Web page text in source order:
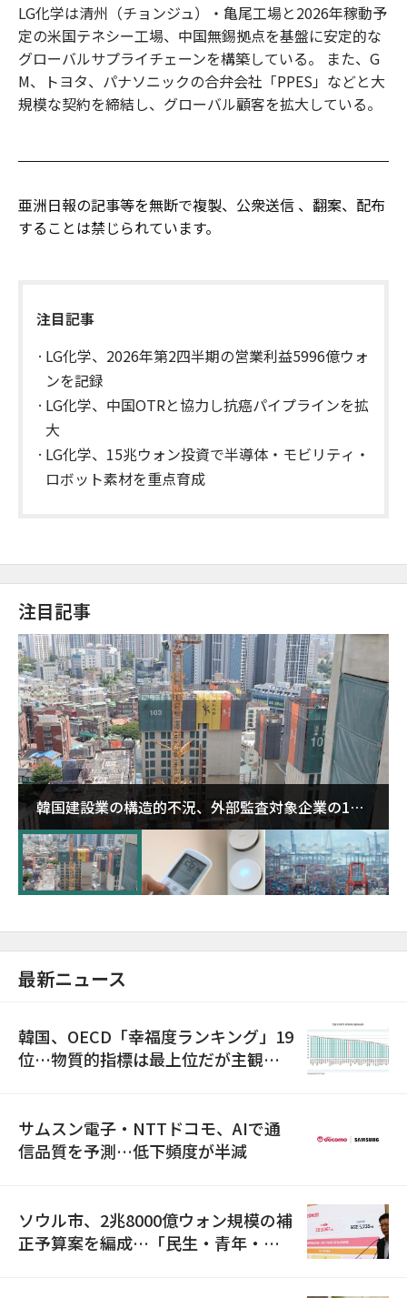
LG化学は清州（チョンジュ）・亀尾工場と2026年稼動予
定の米国テネシー工場、中国無錫拠点を基盤に安定的な
グローバルサプライチェーンを構築している。 また、G
M、トヨタ、パナソニックの合弁会社「PPES」などと大
規模な契約を締結し、グローバル顧客を拡大している。
亜洲日報の記事等を無断で複製、公衆送信 、翻案、配布
することは禁じられています。
注目記事
LG化学、2026年第2四半期の営業利益5996億ウォ
ンを記録
LG化学、中国OTRと協力し抗癌パイプラインを拡
大
LG化学、15兆ウォン投資で半導体・モビリティ・
ロボット素材を重点育成
注目記事
韓国建設業の構造的不況、外部監査対象企業の1割
超が「ゾンビ企業」に…5年で2.8倍増
最新ニュース
韓国、OECD「幸福度ランキング」19
位…物質的指標は最上位だが主観的
サムスン電子・NTTドコモ、AIで通
信品質を予測…低下頻度が半減
ソウル市、2兆8000億ウォン規模の補
正予算案を編成…「民生・青年・安